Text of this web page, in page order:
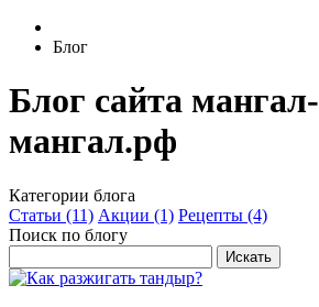
Блог
Блог сайта мангал-
мангал.рф
Категории блога
Статьи (11) Акции (1) Рецепты (4)
Поиск по блогу